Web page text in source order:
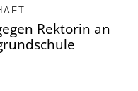
Rektorin an